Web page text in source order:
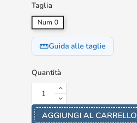
Taglia
Num 0
straightenGuida alle taglie
Quantità
AGGIUNGI AL CARRELLO